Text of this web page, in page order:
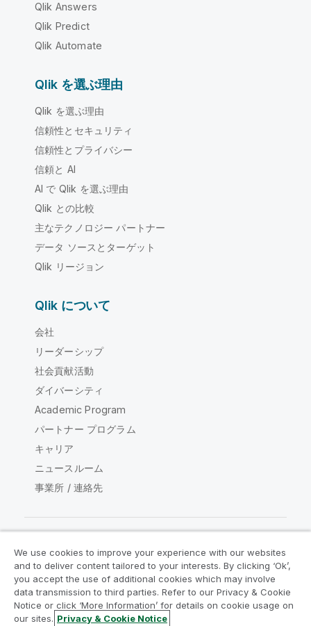
Qlik Answers
Qlik Predict
Qlik Automate
Qlik を選ぶ理由
Qlik を選ぶ理由
信頼性とセキュリティ
信頼性とプライバシー
信頼と AI
AI で Qlik を選ぶ理由
Qlik との比較
主なテクノロジー パートナー
データ ソースとターゲット
Qlik リージョン
Qlik について
会社
リーダーシップ
社会貢献活動
ダイバーシティ
Academic Program
パートナー プログラム
キャリア
ニュースルーム
事業所 / 連絡先
Qlik コミュニティ
法的契約 製品規約
Legal Policies
リーガルポリシー
利用規約
We use cookies to improve your experience with our websites
and to deliver content tailored to your interests. By clicking ‘Ok’,
you accept the use of additional cookies which may involve
data transmission to third parties. Refer to our Privacy & Cookie
Notice or click ‘More Information’ for details on cookie usage on
our sites. Privacy & Cookie Notice